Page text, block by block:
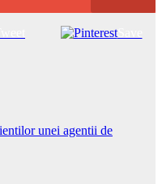
Save
unei agentii de